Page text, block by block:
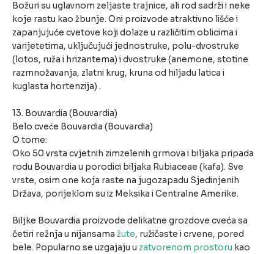
Božuri su uglavnom zeljaste trajnice, ali rod sadrži i neke
koje rastu kao žbunje. Oni proizvode atraktivno lišće i
zapanjujuće cvetove koji dolaze u različitim oblicima i
varijetetima, uključujući jednostruke, polu-dvostruke
(lotos, ruža i hrizantema) i dvostruke (anemone, stotine
razmnožavanja, zlatni krug, kruna od hiljadu latica i
kuglasta hortenzija) .
13. Bouvardia (Bouvardia)
Belo cveće Bouvardia (Bouvardia)
O tome:
Oko 50 vrsta cvjetnih zimzelenih grmova i biljaka pripada
rodu Bouvardia u porodici biljaka Rubiaceae (kafa). Sve
vrste, osim one koja raste na jugozapadu Sjedinjenih
Država, porijeklom su iz Meksika i Centralne Amerike.
Biljke Bouvardia proizvode delikatne grozdove cveća sa
četiri režnja u nijansama žute, ružičaste i crvene, pored
bele. Popularno se uzgajaju u zatvorenom prostoru kao